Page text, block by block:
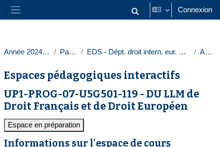
Passer au contenu principal
Panneau latéral Activer/désactiver la saisie
Connexion
Année 2024-2025 Paris 1 EDS - Dépt. droit intern. eur. & comparé Autres
Espaces pédagogiques interactifs
UP1-PROG-07-U5G501-119 - DU LLM de
Droit Français et de Droit Européen
Espace en préparation
Informations sur l'espace de cours